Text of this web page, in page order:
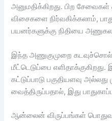
அனுமதிக்கிறது. பிற
விசைகளை நிர்வகிக்கலாம்,
பயனர்களுக்கு நிதியை
இந்த அணுகுமுறை
மீட்டெடுப்பை
கட்டுப்பாடு பகுதியளவு
வைத்திருப்பதால், இது
ஆன்லைன் விருப்பங்கள்